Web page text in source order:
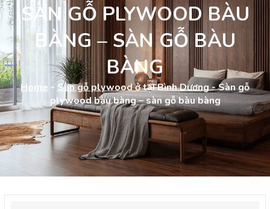
SÀN GỖ PLYWOOD BÀU
BÀNG – SÀN GỖ BÀU
BÀNG
Home - Sàn gỗ plywood ở tại Bình Dương-Sàn gỗ
plywood bàu bàng – sàn gỗ bàu bàng